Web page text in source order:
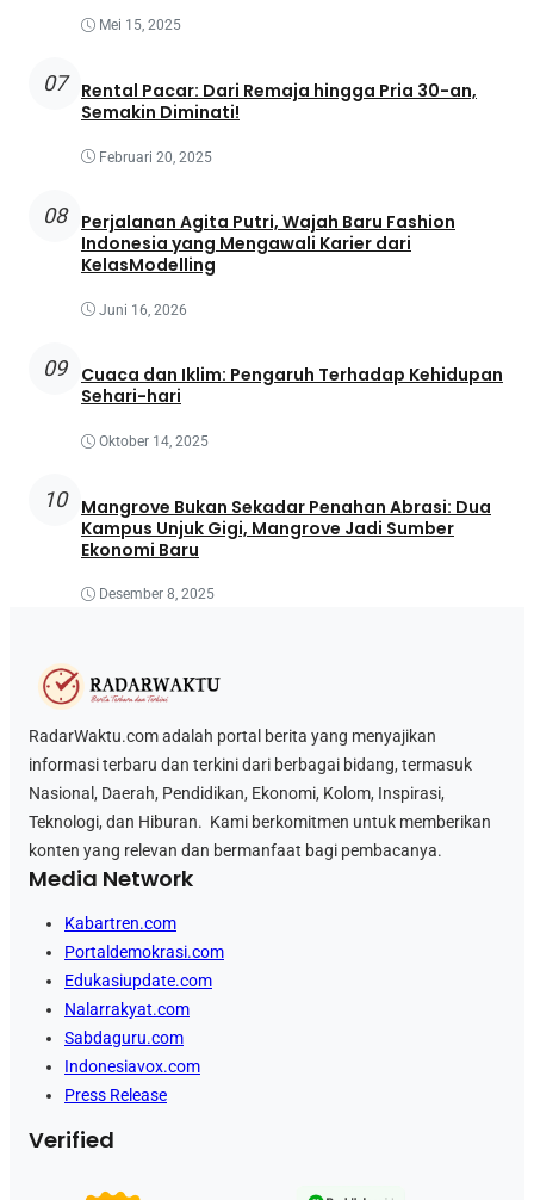
Mei 15, 2025
07
Rental Pacar: Dari Remaja hingga Pria 30-an,
Semakin Diminati!
Februari 20, 2025
08
Perjalanan Agita Putri, Wajah Baru Fashion
Indonesia yang Mengawali Karier dari
KelasModelling
Juni 16, 2026
09
Cuaca dan Iklim: Pengaruh Terhadap Kehidupan
Sehari-hari
Oktober 14, 2025
10
Mangrove Bukan Sekadar Penahan Abrasi: Dua
Kampus Unjuk Gigi, Mangrove Jadi Sumber
Ekonomi Baru
Desember 8, 2025
RadarWaktu.com adalah portal berita yang menyajikan
informasi terbaru dan terkini dari berbagai bidang, termasuk
Nasional, Daerah, Pendidikan, Ekonomi, Kolom, Inspirasi,
Teknologi, dan Hiburan. Kami berkomitmen untuk memberikan
konten yang relevan dan bermanfaat bagi pembacanya.
Media Network
Kabartren.com
Portaldemokrasi.com
Edukasiupdate.com
Nalarrakyat.com
Sabdaguru.com
Indonesiavox.com
Press Release
Verified